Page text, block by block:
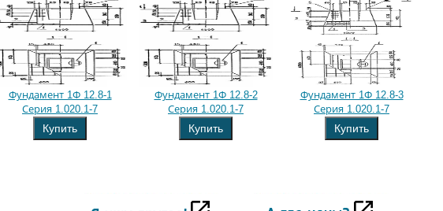
Фундамент 1Ф 12.8-1
Серия 1.020.1-7
Купить
Фундамент 1Ф 12.8-2
Серия 1.020.1-7
Купить
Фундамент 1Ф 12.8-3
Серия 1.020.1-7
Купить